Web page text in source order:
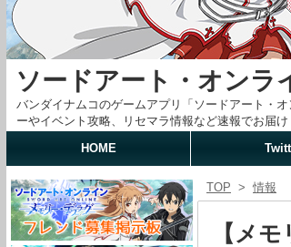
ソードアート・オン
バンダイナムコのゲームアプリ「ソードアート・
ーやイベント攻略、リセマラ情報など速報でお届け
HOME
TOP > 情報
【メ